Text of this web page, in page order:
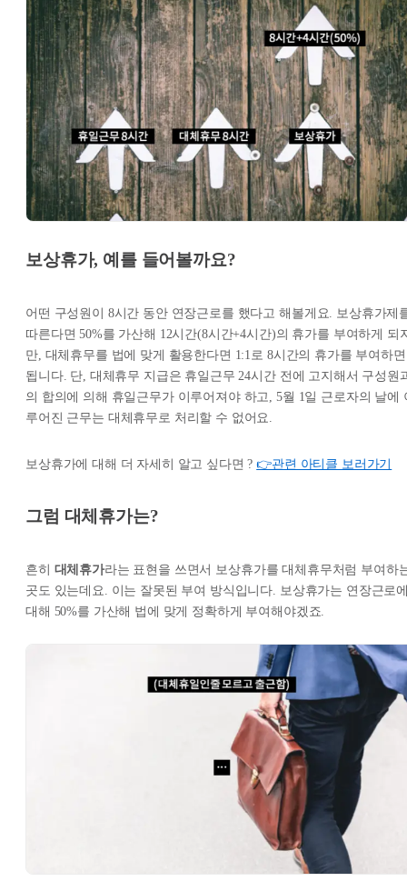
보상휴가, 예를 들어볼까요?
어떤 구성원이 8시간 동안 연장근로를 했다고 해볼게요. 보상휴가제
따른다면 50%를 가산해 12시간(8시간+4시간)의 휴가를 부여하게 되
만, 대체휴무를 법에 맞게 활용한다면 1:1로 8시간의 휴가를 부여하면
됩니다. 단, 대체휴무 지급은 휴일근무 24시간 전에 고지해서 구성원
의 합의에 의해 휴일근무가 이루어져야 하고, 5월 1일 근로자의 날에
루어진 근무는 대체휴무로 처리할 수 없어요.
보상휴가에 대해 더 자세히 알고 싶다면 ?👉관련 아티클 보러가기
그럼 대체휴가는?
흔히 대체휴가라는 표현을 쓰면서 보상휴가를 대체휴무처럼 부여하
곳도 있는데요. 이는 잘못된 부여 방식입니다. 보상휴가는 연장근로
대해 50%를 가산해 법에 맞게 정확하게 부여해야겠죠.